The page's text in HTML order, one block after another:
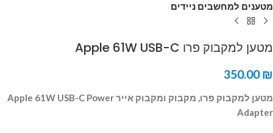
מטענים למחשבים ניידים
מטען למקבוק פרו Apple 61W USB-C
350.00₪
מטען למקבוק פרו, מקבוק
ומקבוק אייר Apple 61W USB-C Power
Adapter